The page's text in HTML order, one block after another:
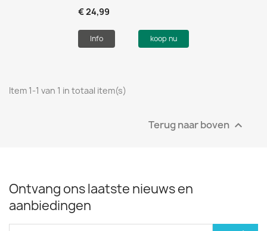
€ 24,99
Info koop nu
Item 1-1 van 1 in totaal item(s)
Terug naar boven 
Ontvang ons laatste nieuws en
aanbiedingen